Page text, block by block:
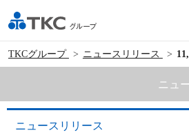
TKCグループ ニュースリリース
ニュ
ニュースリリース